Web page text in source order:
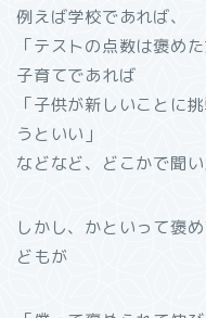
例えば学校であれば、
「テストの点数は褒め
子育てであれば
「子供が新しいことに
うといい」
などなど、どこかで聞
しかし、かといって褒
どもが